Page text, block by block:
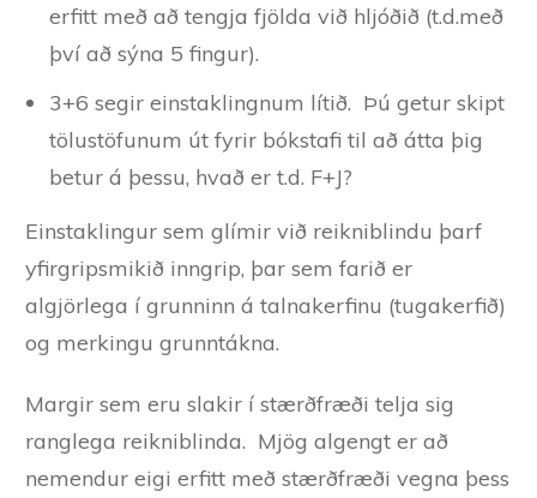
erfitt með að tengja fjölda við hljóðið (t.d.með
því að sýna 5 fingur).
3+6 segir einstaklingnum lítið. Þú getur skipt
tölustöfunum út fyrir bókstafi til að átta þig
betur á þessu, hvað er t.d. F+J?
Einstaklingur sem glímir við reikniblindu þarf
yfirgripsmikið inngrip, þar sem farið er
algjörlega í grunninn á talnakerfinu (tugakerfið)
og merkingu grunntákna.
Margir sem eru slakir í stærðfræði telja sig
ranglega reikniblinda. Mjög algengt er að
nemendur eigi erfitt með stærðfræði vegna þess